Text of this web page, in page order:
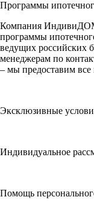
Программы
Компания
программы
ведущих российских
менеджерам по
– мы предоставим все
Эксклюзивные
Индивидуальное
Помощь